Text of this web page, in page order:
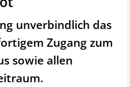
unverbindlich das
Zugang zum
sowie allen